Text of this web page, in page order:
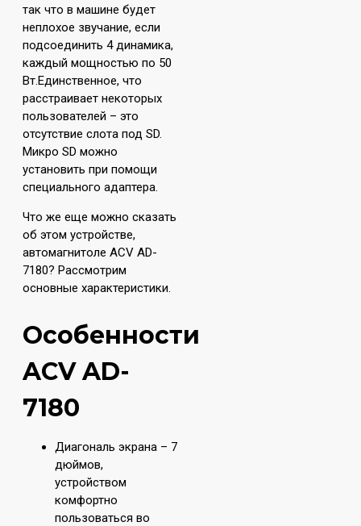
так что в машине будет
неплохое звучание, если
подсоединить 4 динамика,
каждый мощностью по 50
Вт.Единственное, что
расстраивает некоторых
пользователей – это
отсутствие слота под SD.
Микро SD можно
установить при помощи
специального адаптера.
Что же еще можно сказать
об этом устройстве,
автомагнитоле ACV AD-
7180? Рассмотрим
основные характеристики.
Особенности
ACV AD-
7180
Диагональ экрана – 7
дюймов,
устройством
комфортно
пользоваться во